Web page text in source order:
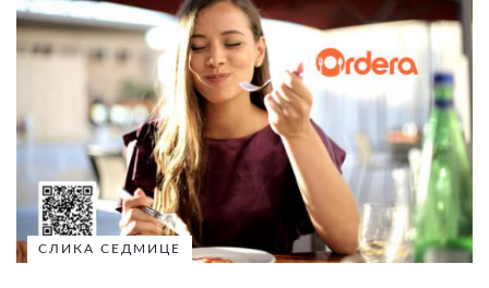
СЛИКА СЕДМИЦЕ